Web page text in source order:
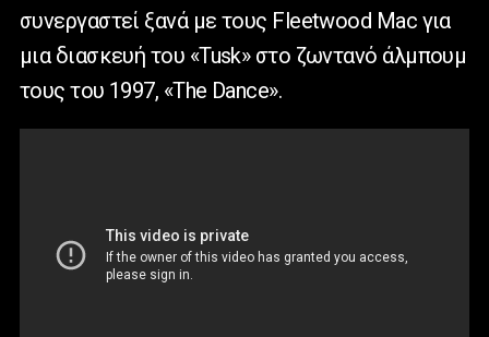
συνεργαστεί ξανά με τους Fleetwood Mac για
μια διασκευή του «Tusk» στο ζωντανό άλμπουμ
τους του 1997, «The Dance».